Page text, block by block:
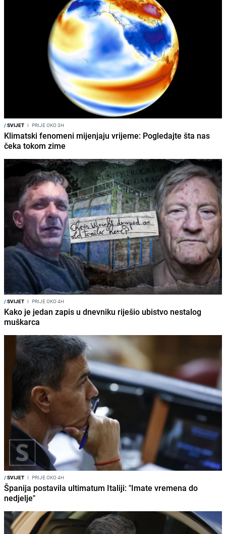
/SVIJET I PRIJE OKO 3H
Klimatski fenomeni mijenjaju vrijeme: Pogledajte šta nas
čeka tokom zime
/SVIJET I PRIJE OKO 4H
Kako je jedan zapis u dnevniku riješio ubistvo nestalog
muškarca
/SVIJET I PRIJE OKO 4H
Španija postavila ultimatum Italiji: "Imate vremena do
nedjelje"